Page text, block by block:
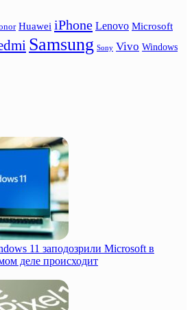
Huawei iPhone Lenovo Microsoft
Samsung Sony Vivo Windows
11 заподозрили Microsoft в
деле происходит